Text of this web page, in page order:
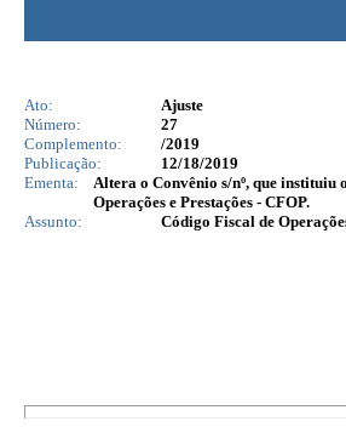
Ato:
Ajuste
Número:
27
Complemento:
/2019
Publicação:
12/18/2019
Ementa:
Altera o Convênio s/nº, que
Operações e Prestações - CFOP.
Assunto:
Código Fiscal de